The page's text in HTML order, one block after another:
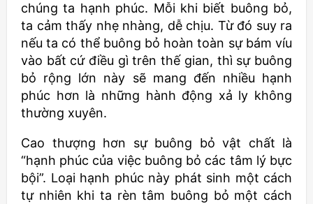
chúng ta hạnh phúc. Mỗi khi biết buông bỏ,
ta cảm thấy nhẹ nhàng, dễ chịu. Từ đó suy ra
nếu ta có thể buông bỏ hoàn toàn sự bám víu
vào bất cứ điều gì trên thế gian, thì sự buông
bỏ rộng lớn này sẽ mang đến nhiều hạnh
phúc hơn là những hành động xả ly không
thường xuyên.
Cao thượng hơn sự buông bỏ vật chất là
“hạnh phúc của việc buông bỏ các tâm lý bực
bội”. Loại hạnh phúc này phát sinh một cách
tự nhiên khi ta rèn tâm buông bỏ một cách